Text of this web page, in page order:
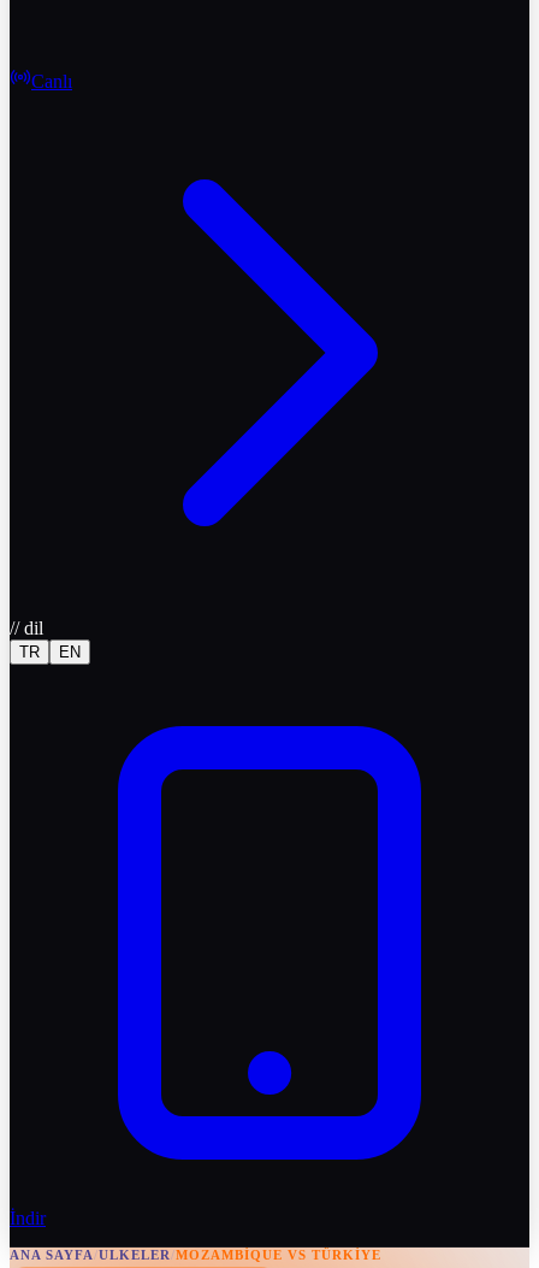
Canlı
//dil
TR EN
İndir
ANA SAYFA/ULKELER/MOZAMBIQUE VS TÜRKIYE